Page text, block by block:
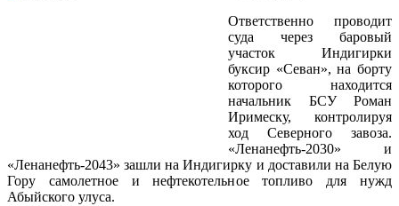
Ответственно проводит
суда через баровый
участок Индигирки
буксир «Севан», на борту
которого находится
начальник БСУ Роман
Иримеску, контролируя
ход Северного завоза.
«Ленанефть-2030» и
«Ленанефть-2043» зашли на Индигирку и доставили на Белую
Гору самолетное и нефтекотельное топливо для нужд
Абыйского улуса.